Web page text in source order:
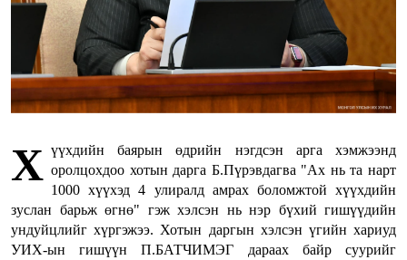
Х үүхдийн баярын өдрийн нэгдсэн арга хэмжээнд
оролцохдоо хотын дарга Б.Пүрэвдагва "Ах нь та нарт
1000 хүүхэд 4 улиралд амрах боломжтой хүүхдийн
зуслан барьж өгнө" гэж хэлсэн нь нэр бүхий гишүүдийн
ундуйцлийг хүргэжээ. Хотын даргын хэлсэн үгийн хариуд
УИХ-ын гишүүн П.БАТЧИМЭГ дараах байр суурийг